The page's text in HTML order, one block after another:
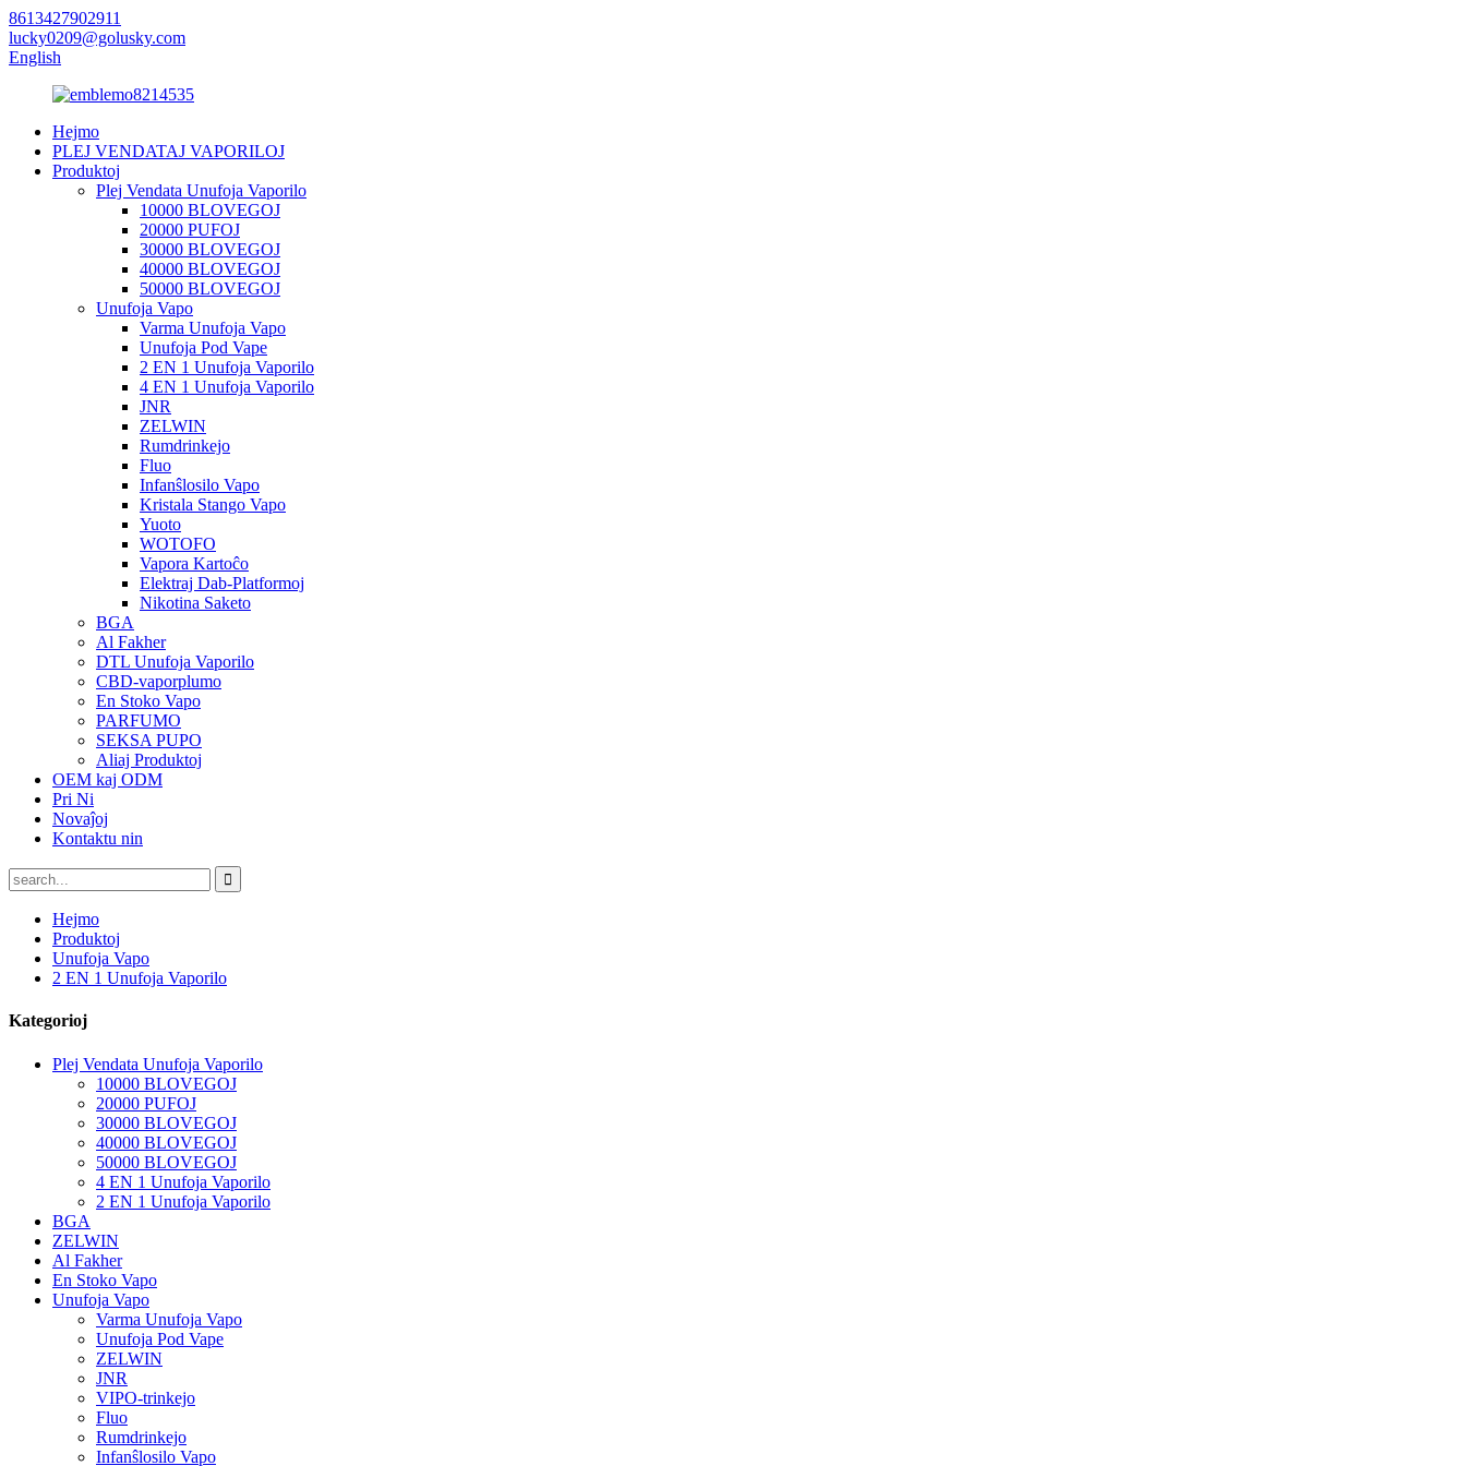
8613427902911
lucky0209@golusky.com
English
Hejmo
PLEJ VENDATAJ VAPORILOJ
Produktoj
Plej Vendata Unufoja Vaporilo
10000 BLOVEGOJ
20000 PUFOJ
30000 BLOVEGOJ
40000 BLOVEGOJ
50000 BLOVEGOJ
Unufoja Vapo
Varma Unufoja Vapo
Unufoja Pod Vape
2 EN 1 Unufoja Vaporilo
4 EN 1 Unufoja Vaporilo
JNR
ZELWIN
Rumdrinkejo
Fluo
Infanŝlosilo Vapo
Kristala Stango Vapo
Yuoto
WOTOFO
Vapora Kartoĉo
Elektraj Dab-Platformoj
Nikotina Saketo
BGA
Al Fakher
DTL Unufoja Vaporilo
CBD-vaporplumo
En Stoko Vapo
PARFUMO
SEKSA PUPO
Aliaj Produktoj
OEM kaj ODM
Pri Ni
Novaĵoj
Kontaktu nin
Hejmo
Produktoj
Unufoja Vapo
2 EN 1 Unufoja Vaporilo
Kategorioj
Plej Vendata Unufoja Vaporilo
10000 BLOVEGOJ
20000 PUFOJ
30000 BLOVEGOJ
40000 BLOVEGOJ
50000 BLOVEGOJ
4 EN 1 Unufoja Vaporilo
2 EN 1 Unufoja Vaporilo
BGA
ZELWIN
Al Fakher
En Stoko Vapo
Unufoja Vapo
Varma Unufoja Vapo
Unufoja Pod Vape
ZELWIN
JNR
VIPO-trinkejo
Fluo
Rumdrinkejo
Infanŝlosilo Vapo